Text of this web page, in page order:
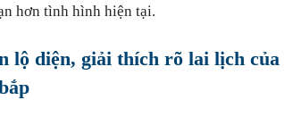
hơn tình hình hiện tại.
lộ diện, giải thích rõ lai lịch của